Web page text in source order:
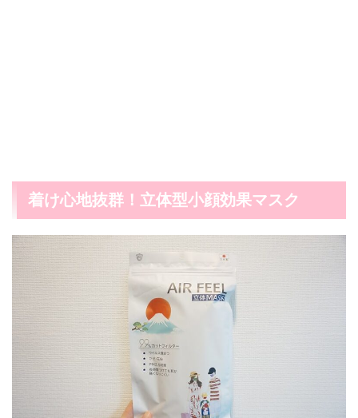
着け心地抜群！立体型小顔効果マスク